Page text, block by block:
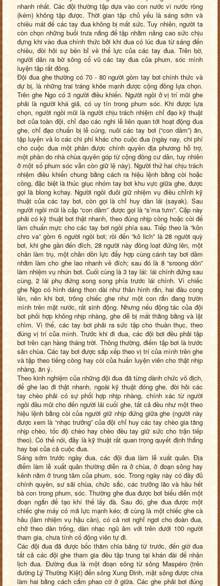
nhanh nhất. Các đội thường tập dựa vào con nước vì nước ròng
(kém) không tập được. Thời gian tập chủ yếu là sáng sớm và
chiều mát để các tay đua không bị mất sức. Tuy nhiên, người ta
còn chọn những buổi trưa nắng để tập nhằm nâng cao sức chịu
đựng khi vào đua chính thức bởi khi đua có lúc đua từ sáng đến
chiều, đòi hỏi sự bền bỉ về thể lực của các tay đua. Trên bờ,
người dân ra bờ sông cổ vũ các tay đua của phum, sóc mình
luyện tập rất đông.
Đội đua ghe thường có 70 - 80 người gồm tay bơi chính thức và
dự bị, là những trai tráng khỏe mạnh được cộng đồng lựa chọn.
Trên ghe Ngo có 3 người điều khiển. Người ngồi ở vị trí mũi ghe
phải là người khá giả, có uy tín trong phum sóc. Khi được lựa
chọn, người ngồi mũi là người chịu trách nhiệm chỉ đạo kỹ thuật
bơi của toàn đội, chỉ đạo các nghi lễ liên quan tới hoạt động đua
ghe, chỉ đạo chuẩn bị lễ cúng, nuôi các tay bơi (“con dầm”) ăn,
tập luyện và lo các chi phí khác cho cuộc đua (ngày nay, chi phí
cho cuộc đua một phần được chính quyền địa phương hỗ trợ,
một phần do nhà chùa quyên góp từ cộng đồng cư dân, tuy nhiên
ở một số phum sóc vẫn còn giữ lệ này). Người thứ hai chịu trách
nhiệm điều khiển chung bằng cách ra hiệu lệnh bằng còi hoặc
cồng, đặc biệt là thúc giục nhóm tay bơi khu vực giữa ghe, được
gọi là blong kchay. Người ngồi đuôi giữ nhiệm vụ điều chỉnh kỹ
thuật của các tay bơi, còn gọi là chỉ huy dàn lái (sayak). Sau
người ngồi mũi là cặp “con dầm” được gọi là “s’ma tưm”. Cặp này
phải có kỹ thuật bơi thật nhanh, theo đúng nhịp cồng hoặc còi để
làm chuẩn mực cho các tay bơi ngồi phía sau. Tiếp theo là “kôn
chro va” gồm 6 người ngồi bơi; rồi đến “kô lich” là 28 người quỳ
bơi, khi ghe gần đến đích, 28 người này đồng loạt đứng lên, một
chân làm trụ, một chân dồn lực đẩy hợp cùng cánh tay bơi dầm
nhằm làm cho ghe lao nhanh về đích; sau đó là 8 “sroong dôn”
làm nhiệm vụ nhún bơi. Cuối cùng là 3 tay lái: lái chính đứng sau
cùng, 2 lái phụ đứng song song phía trước lái chính. Vì chiếc
ghe Ngo có hình dáng thon dài như thân hình rắn, hai đầu cong
lên, nên khi bơi, trông chiếc ghe như một con rắn đang trườn
mình trên mặt nước, rất sinh động. Nhưng nếu động tác của đội
bơi phối hợp không nhịp nhàng, ghe dễ bị mất thằng bằng và lật
chìm. Vì thế, các tay bơi phải ra sức tập cho thuần thục, theo
đúng vị trí của mình. Trước khi đi đua, các đội bơi đều phải tập
bơi trên cạn hàng tháng trời. Thông thường, điểm tập bơi là trước
sân chùa. Các tay bơi được sắp xếp theo vị trí của mình trên ghe
và tập theo tiếng cồng hay còi của huấn luyện viên cho thật nhịp
nhàng, ăn ý.
Theo kinh nghiệm của những đội đua đã từng dành chức vô địch,
để ghe lao đi thật nhanh, ngoài kỹ thuật đóng ghe, đòi hỏi các
tay chèo phải có sự phối hợp nhịp nhàng, chính xác từ người
ngồi đầu mũi cho đến người lái cuối ghe, tất cả đều như một theo
hiệu lệnh bằng còi của người giữ nhịp đứng giữa ghe (người này
được xem là “nhạc trưởng” của đội chỉ huy các tay chèo gia tăng
nhịp chèo, tốc độ chèo hay chèo đều tay giữ sức cho trận tiếp
theo). Có thể nói, đây là kỹ thuật rất quan trọng quyết định thắng
hay bại của cả cuộc đua.
Sáng sớm trước ngày đua, các đội đua làm lễ xuất quân. Địa
điểm làm lễ xuất quân thường diễn ra ở chùa, ở đoạn sông hay
kênh nằm ở trung tâm của phum, sóc. Trong ngày này có đầy đủ
chính quyền, sư sãi chùa, chức sắc, các trưởng lão và hầu hết
bà con trong phum, sóc. Thường ghe đua được bơi biểu diễn một
đoạn ngắn để tạo khí thế lấy đà. Sau đó, ghe đua được một
chiếc ghe máy có mã lực mạnh kéo; đi cùng là một chiếc ghe cà
hâu (làm nhiệm vụ hậu cần), có cả nơi nghỉ ngơi cho đoàn đua,
chở theo dàn trống, dàn nhạc ngũ âm với trên dưới 100 người
tham gia, chưa tính cổ động viên tự đi.
Các đội đua đã được bốc thăm chia bảng từ trước, đến giờ đua
tất cả các đội ghe tham gia đều tập trung tại khán đài để nhận
lịch đua. Đường đua là một đoạn sông từ sông Maspéro (trên
đường Lý Thường Kiệt) đến sông Xung Đinh, mặt sông được chia
làm hai bằng cách cắm phao cờ ở giữa. Các ghe phải bơi đúng